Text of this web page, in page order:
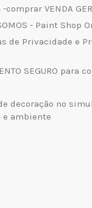
comprar VENDA
- Paint Shop
de Privacidade e
SEGURO para
decoração no
ambiente